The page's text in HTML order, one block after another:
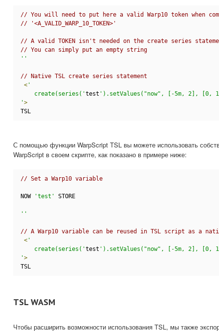
// You will need to put here a valid Warp10 token when
// '<A_VALID_WARP_10_TOKEN>'
// A valid TOKEN isn't needed on the create series
// You can simply put an empty string
''
// Native TSL create series statement
< '
create(series('test ').setValues("now", [-5m, 2], [0,
'>
TSL
С помощью функции WarpScript TSL вы можете использовать
WarpScript в своем скрипте, как показано в примере ниже:
// Set a Warp10 variable
NOW 'test' STORE
''
// A Warp10 variable can be reused in TSL script as a
< '
create(series('test ').setValues("now", [-5m, 2], [0,
'>
TSL
TSL WASM
Чтобы расширить возможности использования TSL, мы также